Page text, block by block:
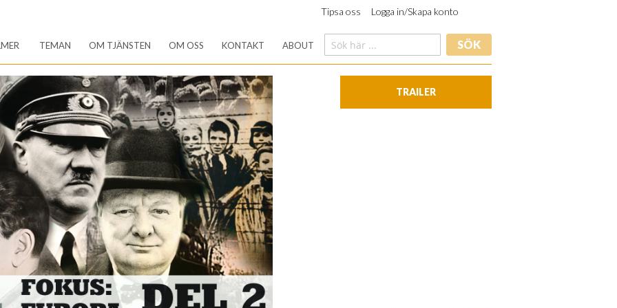
Tipsa oss Logga in/Skapa konto
TEMAN OM TJÄNSTEN OM OSS KONTAKT ABOUT SÖK
TRAILER